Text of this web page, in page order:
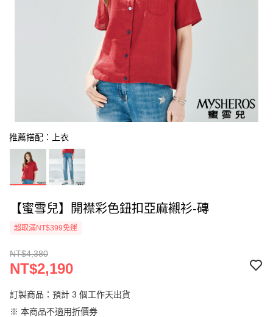
推薦搭配：上衣
【蜜雪兒】開襟彩色鈕扣亞麻襯衫-磚
超取滿NT$399免運
NT$4,380
NT$2,190
訂製商品：預計 3 個工作天出貨
※ 本商品不適用折價券